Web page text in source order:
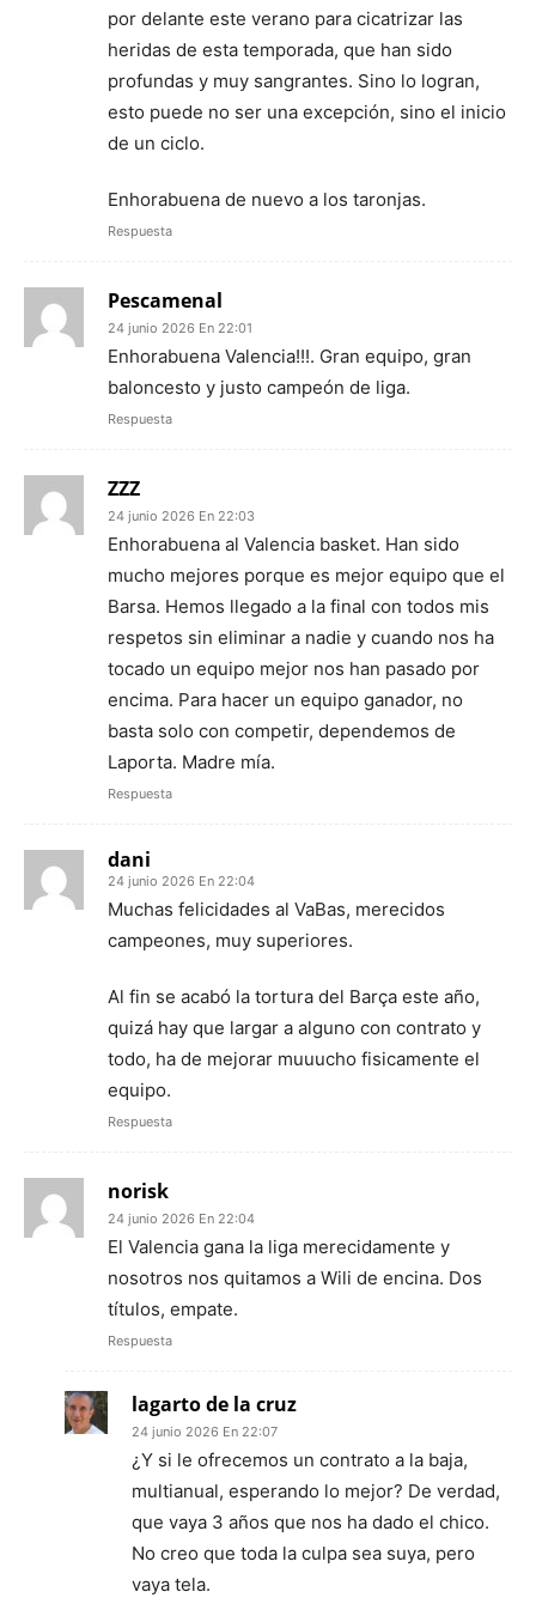
por delante este verano para cicatrizar las
heridas de esta temporada, que han sido
profundas y muy sangrantes. Sino lo logran,
esto puede no ser una excepción, sino el inicio
de un ciclo.
Enhorabuena de nuevo a los taronjas.
Respuesta
Pescamenal
24 junio 2026 En 22:01
Enhorabuena Valencia!!!. Gran equipo, gran
baloncesto y justo campeón de liga.
Respuesta
ZZZ
24 junio 2026 En 22:03
Enhorabuena al Valencia basket. Han sido
mucho mejores porque es mejor equipo que el
Barsa. Hemos llegado a la final con todos mis
respetos sin eliminar a nadie y cuando nos ha
tocado un equipo mejor nos han pasado por
encima. Para hacer un equipo ganador, no
basta solo con competir, dependemos de
Laporta. Madre mía.
Respuesta
dani
24 junio 2026 En 22:04
Muchas felicidades al VaBas, merecidos
campeones, muy superiores.
Al fin se acabó la tortura del Barça este año,
quizá hay que largar a alguno con contrato y
todo, ha de mejorar muuucho fisicamente el
equipo.
Respuesta
norisk
24 junio 2026 En 22:04
El Valencia gana la liga merecidamente y
nosotros nos quitamos a Wili de encina. Dos
títulos, empate.
Respuesta
lagarto de la cruz
24 junio 2026 En 22:07
¿Y si le ofrecemos un contrato a la baja,
multianual, esperando lo mejor? De verdad,
que vaya 3 años que nos ha dado el chico.
No creo que toda la culpa sea suya, pero
vaya tela.